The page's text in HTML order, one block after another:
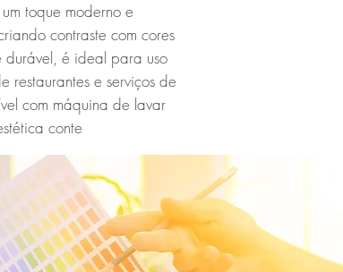
toque moderno e
contraste com cores
durável, é ideal para uso
restaurantes e serviços de
com máquina de lavar
conte